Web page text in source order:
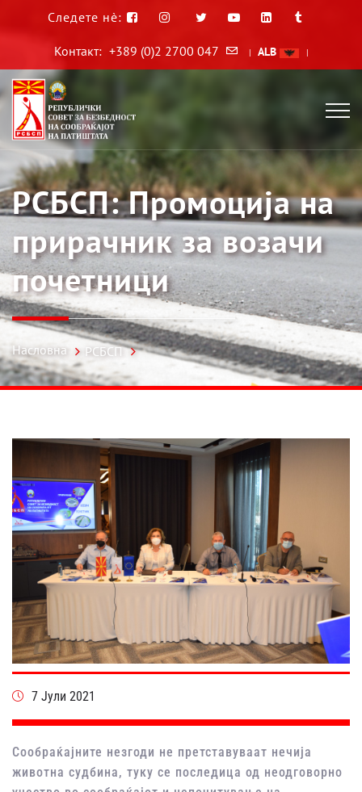
Следете нè:
Контакт: +389 (0)2 2700 047 | ALB |
РСБСП: Промоција на
прирачник за возачи
почетници
Насловна РСБСП
7 Јули 2021
Сообраќајните незгоди не претставуваат нечија
животна судбина, туку се последица од неодговорно